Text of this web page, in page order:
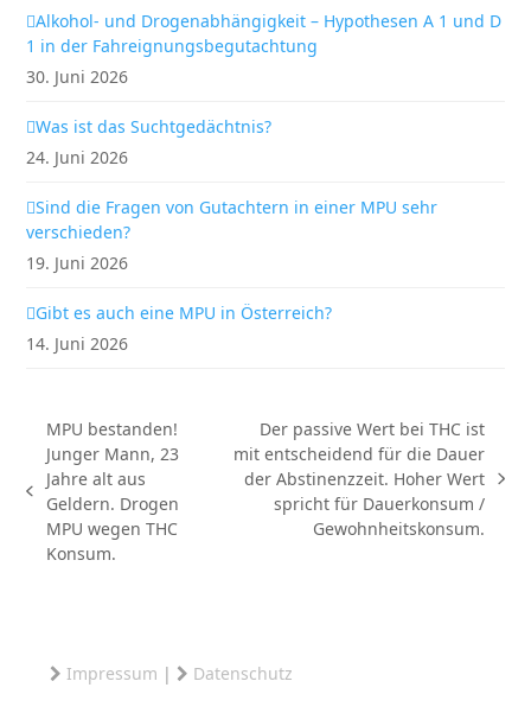
Alkohol- und Drogenabhängigkeit – Hypothesen A 1 und D
1 in der Fahreignungsbegutachtung
30. Juni 2026
Was ist das Suchtgedächtnis?
24. Juni 2026
Sind die Fragen von Gutachtern in einer MPU sehr
verschieden?
19. Juni 2026
Gibt es auch eine MPU in Österreich?
14. Juni 2026
vorheriger
Beitrag:
MPU bestanden!
Junger Mann, 23
Jahre alt aus
Geldern. Drogen
MPU wegen THC
Konsum.
Nächster
Beitrag:
Der passive Wert bei THC ist
mit entscheidend für die Dauer
der Abstinenzzeit. Hoher Wert
spricht für Dauerkonsum /
Gewohnheitskonsum.
Impressum | Datenschutz